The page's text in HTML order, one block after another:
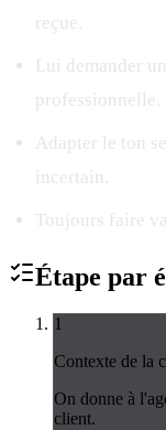
reçue.
Lui demander
professionnelle.
Adapter le ton
incertain.
Toujours faire
Étape par
1
Contexte de la
On donne à
client.